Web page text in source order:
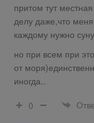
притом тут
делу даже,что
каждому нужно
но при всем при
от
иногда..
0